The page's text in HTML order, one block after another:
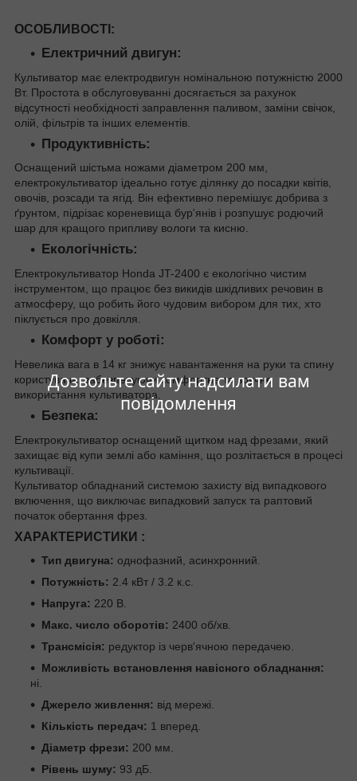
Дозвольте сайту надсилати вам
повідомлення
ОСОБЛИВОСТІ:
Електричний двигун:
Культиватор має електродвигун номінальною потужністю 2000
Вт. Простота в обслуговуванні досягається за рахунок
відсутності необхідності заправлення паливом, заміни свічок,
олій, фільтрів та інших елементів.
Продуктивність:
Оснащений шістьма ножами діаметром 200 мм,
електрокультиватор ідеально готує ділянку до посадки квітів,
овочів, розсади та ягід. Він ефективно перемішує добрива з
ґрунтом, підрізає кореневища бур'янів і розпушує родючий
шар для кращого припливу вологи та кисню.
Екологічність:
Електрокультиватор Honda JT-2400 є екологічно чистим
інструментом, що працює без викидів шкідливих речовин в
атмосферу, що робить його чудовим вибором для тих, хто
піклується про довкілля.
Комфорт у роботі:
Невелика вага в 14 кг знижує навантаження на руки та спину
користувача, забезпечуючи комфортне та зручне
використання культиватора.
Безпека:
Електрокультиватор оснащений щитком над фрезами, який
захищає від купи землі або каміння, що розлітається в процесі
культивації.
Культиватор обладнаний системою захисту від випадкового
включення, що виключає випадковий запуск та раптовий
початок обертання фрез.
ХАРАКТЕРИСТИКИ :
Тип двигуна: однофазний, асинхронний.
Потужність: 2.4 кВт / 3.2 к.с.
Напруга: 220 В.
Макс. число оборотів: 2400 об/хв.
Трансмісія: редуктор із черв'ячною передачею.
Можливість встановлення навісного обладнання:
ні.
Джерело живлення: від мережі.
Кількість передач: 1 вперед.
Діаметр фрези: 200 мм.
Рівень шуму: 93 дБ.